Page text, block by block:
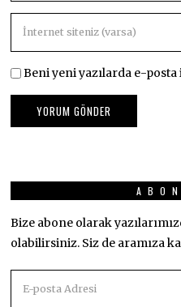
Beni yeni yazılarda e-
Bize abone olarak
olabilirsiniz. Siz de aramıza
posta